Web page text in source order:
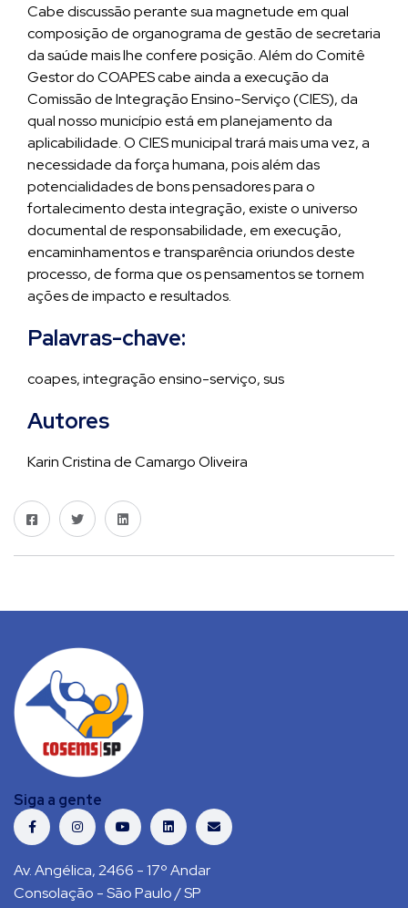
Cabe discussão perante sua magnetude em qual
composição de organograma de gestão de secretaria
da saúde mais lhe confere posição. Além do Comitê
Gestor do COAPES cabe ainda a execução da
Comissão de Integração Ensino-Serviço (CIES), da
qual nosso município está em planejamento da
aplicabilidade. O CIES municipal trará mais uma vez, a
necessidade da força humana, pois além das
potencialidades de bons pensadores para o
fortalecimento desta integração, existe o universo
documental de responsabilidade, em execução,
encaminhamentos e transparência oriundos deste
processo, de forma que os pensamentos se tornem
ações de impacto e resultados.
Palavras-chave:
coapes, integração ensino-serviço, sus
Autores
Karin Cristina de Camargo Oliveira
Siga a gente
Av. Angélica, 2466 - 17º Andar
Consolação - São Paulo / SP